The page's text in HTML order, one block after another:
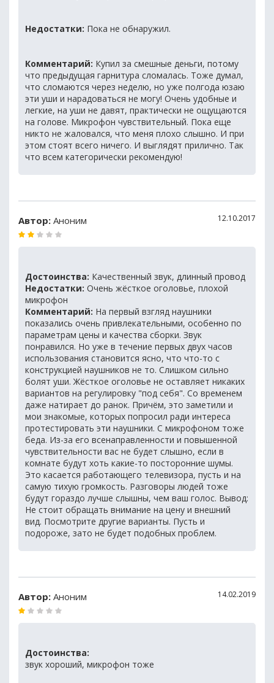
Недостатки: Пока не обнаружил.
Комментарий: Купил за смешные деньги, потому
что предыдущая гарнитура сломалась. Тоже думал,
что сломаются через неделю, но уже полгода юзаю
эти уши и нарадоваться не могу! Очень удобные и
легкие, на уши не давят, практически не ощущаются
на голове. Микрофон чувствительный. Пока еще
никто не жаловался, что меня плохо слышно. И при
этом стоят всего ничего. И выглядят прилично. Так
что всем категорически рекомендую!
Автор: Аноним 12.10.2017
Достоинства: Качественный звук, длинный провод
Недостатки: Очень жёсткое оголовье, плохой
микрофон
Комментарий: На первый взгляд наушники
показались очень привлекательными, особенно по
параметрам цены и качества сборки. Звук
понравился. Но уже в течение первых двух часов
использования становится ясно, что что-то с
конструкцией наушников не то. Слишком сильно
болят уши. Жёсткое оголовье не оставляет никаких
вариантов на регулировку "под себя". Со временем
даже натирает до ранок. Причём, это заметили и
мои знакомые, которых попросил ради интереса
протестировать эти наушники. С микрофоном тоже
беда. Из-за его всенаправленности и повышенной
чувствительности вас не будет слышно, если в
комнате будут хоть какие-то посторонние шумы.
Это касается работающего телевизора, пусть и на
самую тихую громкость. Разговоры людей тоже
будут гораздо лучше слышны, чем ваш голос. Вывод:
Не стоит обращать внимание на цену и внешний
вид. Посмотрите другие варианты. Пусть и
подороже, зато не будет подобных проблем.
Автор: Аноним 14.02.2019
Достоинства:
звук хороший, микрофон тоже